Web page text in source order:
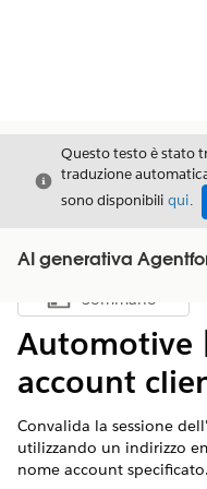
Chiudi
Questo testo è stato
traduzione
sono disponibili qui.
AI generativa
Mostra
Sommario
Automotive
account
Convalida la sessione
utilizzando un indirizzo
nome account specificato.